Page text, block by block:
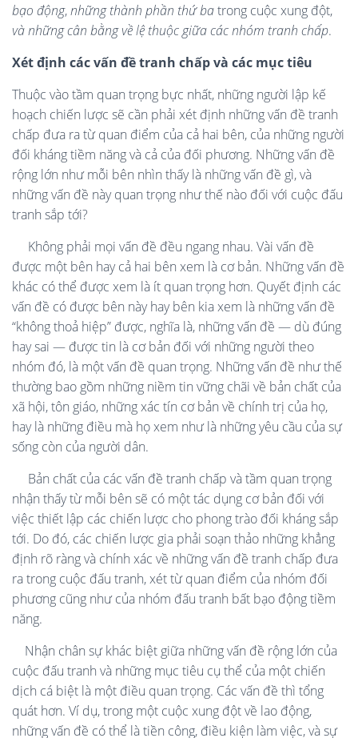
bạo động,những thành phần thứ batrong cuộc xung đột,
vànhững cân bằng về lệ thuộc giữa các nhóm tranh chấp.
Xét định các vấn đề tranh chấp và các mục tiêu
Thuộc vào tầm quan trọng bực nhất, những người lập kế
hoạch chiến lược sẽ cần phải xét định những vấn đề tranh
chấp đưa ra từ quan điểm của cả hai bên, của những người
đối kháng tiềm năng và cả của đối phương. Những vấn đề
rộng lớn như mỗi bên nhìn thấy là những vấn đề gì, và
những vấn đề này quan trọng như thế nào đối với cuộc đấu
tranh sắp tới?
Không phải mọi vấn đề đều ngang nhau. Vài vấn đề
được một bên hay cả hai bên xem là cơ bản. Những vấn đề
khác có thể được xem là ít quan trọng hơn. Quyết định các
vấn đề có được bên này hay bên kia xem là những vấn đề
“không thoả hiệp” được, nghĩa là, những vấn đề — dù đúng
hay sai — được tin là cơ bản đối với những người theo
nhóm đó, là một vấn đề quan trọng. Những vấn đề như thế
thường bao gồm những niềm tin vững chãi về bản chất của
xã hội, tôn giáo, những xác tín cơ bản về chính trị của họ,
hay là những điều mà họ xem như là những yêu cầu của sự
sống còn của người dân.
Bản chất của các vấn đề tranh chấp và tầm quan trọng
nhận thấy từ mỗi bên sẽ có một tác dụng cơ bản đối với
việc thiết lập các chiến lược cho phong trào đối kháng sắp
tới. Do đó, các chiến lược gia phải soạn thảo những khẳng
định rõ ràng và chính xác về những vấn đề tranh chấp đưa
ra trong cuộc đấu tranh, xét từ quan điểm của nhóm đối
phương cũng như của nhóm đấu tranh bất bạo động tiềm
năng.
Nhận chân sự khác biệt giữa những vấn đề rộng lớn của
cuộc đấu tranh và những mục tiêu cụ thể của một chiến
dịch cá biệt là một điều quan trọng. Các vấn đề thì tổng
quát hơn. Ví dụ, trong một cuộc xung đột về lao động,
những vấn đề có thể là tiền công, điều kiện làm việc, và sự